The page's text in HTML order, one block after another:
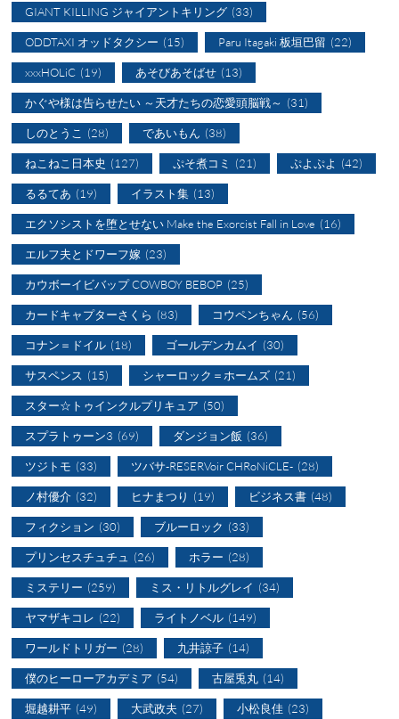
GIANT KILLING ジャイアントキリング (33)
ODDTAXI オッドタクシー (15) Paru Itagaki 板垣巴留 (22)
xxxHOLiC (19) あそびあそばせ (13)
かぐや様は告らせたい ～天才たちの恋愛頭脳戦～ (31)
しのとうこ (28) であいもん (38)
ねこねこ日本史 (127) ぷそ煮コミ (21) ぷよぷよ (42)
るるてあ (19) イラスト集 (13)
エクソシストを堕とせない Make the Exorcist Fall in Love (16)
エルフ夫とドワーフ嫁 (23)
カウボーイビバップ COWBOY BEBOP (25)
カードキャプターさくら (83) コウペンちゃん (56)
コナン＝ドイル (18) ゴールデンカムイ (30)
サスペンス (15) シャーロック＝ホームズ (21)
スター☆トゥインクルプリキュア (50)
スプラトゥーン3 (69) ダンジョン飯 (36)
ツジトモ (33) ツバサ-RESERVoir CHRoNiCLE- (28)
ノ村優介 (32) ヒナまつり (19) ビジネス書 (48)
フィクション (30) ブルーロック (33)
プリンセスチュチュ (26) ホラー (28)
ミステリー (259) ミス・リトルグレイ (34)
ヤマザキコレ (22) ライトノベル (149)
ワールドトリガー (28) 九井諒子 (14)
僕のヒーローアカデミア (54) 古屋兎丸 (14)
堀越耕平 (49) 大武政夫 (27) 小松良佳 (23)